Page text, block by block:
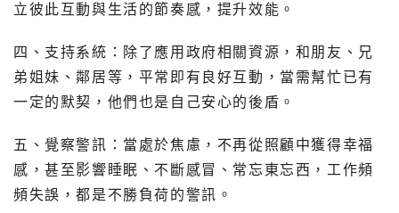
立彼此互動與生活的節奏感，提升效能。
四、支持系統：除了應用政府相關資源，和朋友、兄
弟姐妹、鄰居等，平常即有良好互動，當需幫忙已有
一定的默契，他們也是自己安心的後盾。
五、覺察警訊：當處於焦慮，不再從照顧中獲得幸福
感，甚至影響睡眠、不斷感冒、常忘東忘西，工作頻
頻失誤，都是不勝負荷的警訊。